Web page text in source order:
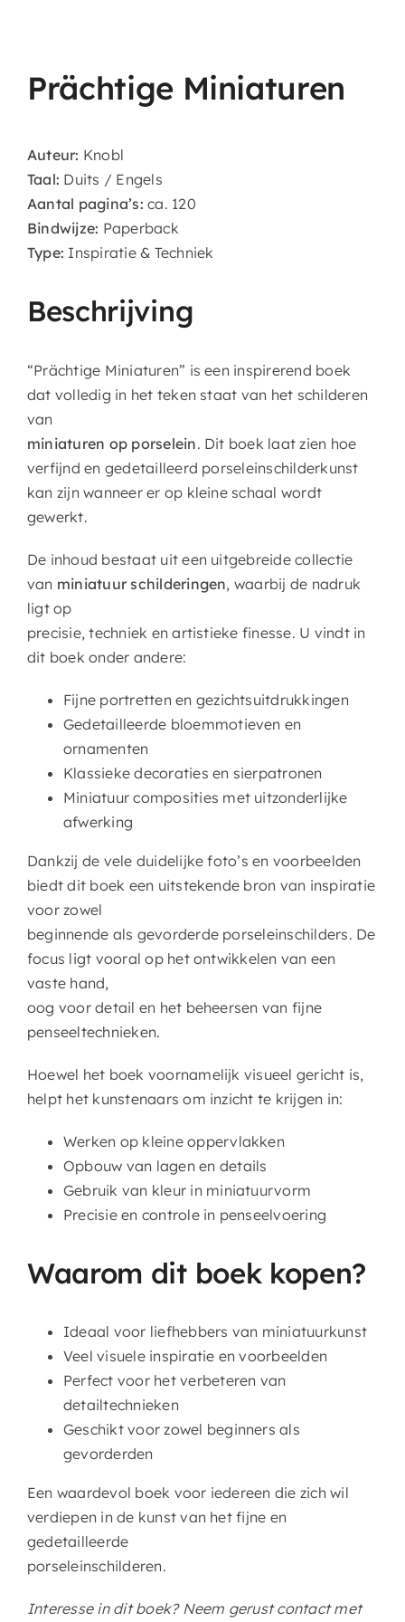
Prächtige Miniaturen
Auteur: Knobl
Taal: Duits / Engels
Aantal pagina’s: ca. 120
Bindwijze: Paperback
Type: Inspiratie & Techniek
Beschrijving
“Prächtige Miniaturen” is een inspirerend boek
dat volledig in het teken staat van het schilderen
van
miniaturen op porselein. Dit boek laat zien hoe
verfijnd en gedetailleerd porseleinschilderkunst
kan zijn wanneer er op kleine schaal wordt
gewerkt.
De inhoud bestaat uit een uitgebreide collectie
van miniatuur schilderingen, waarbij de nadruk
ligt op
precisie, techniek en artistieke finesse. U vindt in
dit boek onder andere:
Fijne portretten en gezichtsuitdrukkingen
Gedetailleerde bloemmotieven en
ornamenten
Klassieke decoraties en sierpatronen
Miniatuur composities met uitzonderlijke
afwerking
Dankzij de vele duidelijke foto’s en voorbeelden
biedt dit boek een uitstekende bron van inspiratie
voor zowel
beginnende als gevorderde porseleinschilders. De
focus ligt vooral op het ontwikkelen van een
vaste hand,
oog voor detail en het beheersen van fijne
penseeltechnieken.
Hoewel het boek voornamelijk visueel gericht is,
helpt het kunstenaars om inzicht te krijgen in:
Werken op kleine oppervlakken
Opbouw van lagen en details
Gebruik van kleur in miniatuurvorm
Precisie en controle in penseelvoering
Waarom dit boek kopen?
Ideaal voor liefhebbers van miniatuurkunst
Veel visuele inspiratie en voorbeelden
Perfect voor het verbeteren van
detailtechnieken
Geschikt voor zowel beginners als
gevorderden
Een waardevol boek voor iedereen die zich wil
verdiepen in de kunst van het fijne en
gedetailleerde
porseleinschilderen.
Interesse in dit boek? Neem gerust contact met